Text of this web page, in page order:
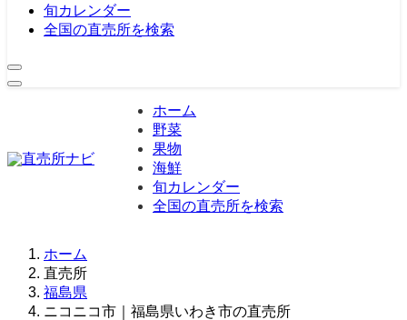
旬カレンダー
全国の直売所を検索
ホーム
野菜
果物
海鮮
旬カレンダー
全国の直売所を検索
ホーム
直売所
福島県
ニコニコ市｜福島県いわき市の直売所